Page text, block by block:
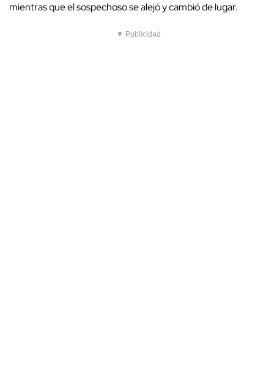
mientras que el sospechoso se alejó y cambió de lugar.
▼ Publicidad